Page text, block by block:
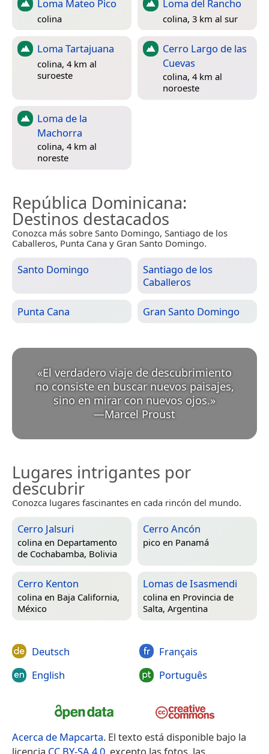
Loma Mateo Pico
colina
Loma del Rancho
colina, 3 km al sur
Loma Tartajuana
colina, 4 km al
suroeste
Cerro Largo de las
Cuevas
colina, 4 km al
noroeste
Loma de la
Machorra
colina, 4 km al
noreste
República Dominicana:
Destinos destacados
Conozca más sobre Santo Domingo, Santiago de los
Caballeros, Punta Cana y Gran Santo Domingo.
Santo Domingo
Santiago de los
Caballeros
Punta Cana Gran Santo Domingo
«El verdadero viaje de descubrimiento
no consiste en buscar nuevos paisajes,
sino en mirar con nuevos ojos.
—Marcel Proust
Lugares intrigantes por
descubrir
Conozca lugares fascinantes en cada rincón del mundo.
Cerro Jalsuri
colina en Departamento
de Cochabamba, Bolivia
Cerro Ancón
pico en Panamá
Cerro Kenton
colina en Baja California,
México
Lomas de Isasmendi
colina en Provincia de
Salta, Argentina
Deutsch
English
Français
Português
Acerca de Mapcarta. El texto está disponible bajo la